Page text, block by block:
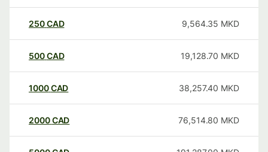
250CAD 9,564.35 MKD
500CAD 19,128.70 MKD
1000CAD 38,257.40 MKD
2000CAD 76,514.80 MKD